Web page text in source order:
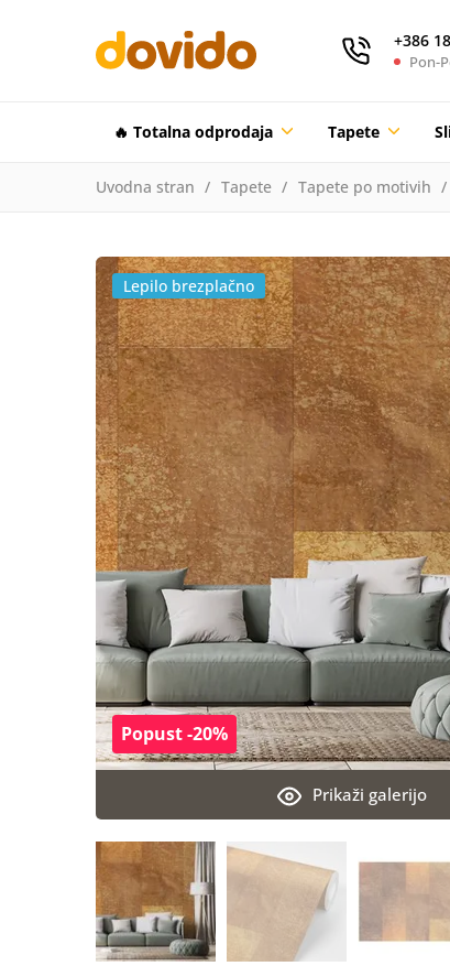
+386
Pon-
🔥 Totalna odprodaja Tapete
Uvodna stran Tapete Tapete po motivih
Prikaži galerijo
Popust -20%
Lepilo brezplačno